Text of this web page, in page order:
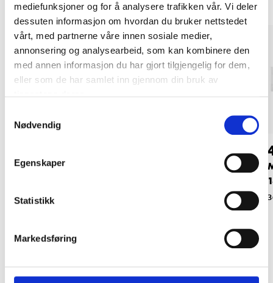
mediefunksjoner og for å analysere trafikken vår. Vi deler
dessuten informasjon om hvordan du bruker nettstedet
vårt, med partnerne våre innen sosiale medier,
annonsering og analysearbeid, som kan kombinere den
med annen informasjon du har gjort tilgjengelig for dem,
eller som de har samlet inn gjennom din bruk av
Nødvendig
Egenskaper
Statistikk
Markedsføring
Bakre lyddemper Mellomlyddemper